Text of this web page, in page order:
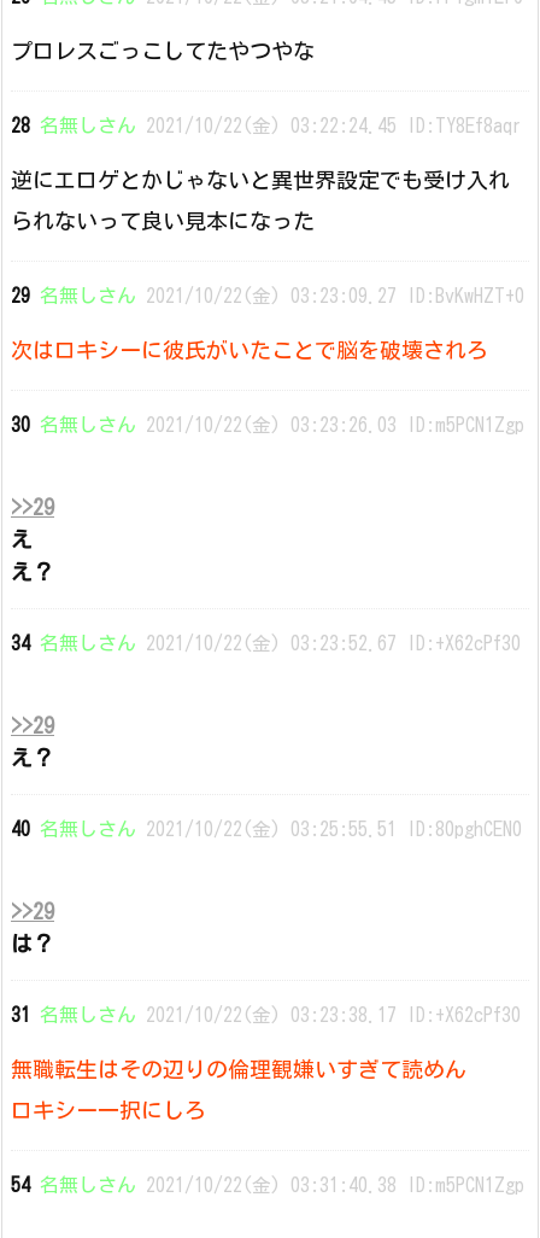
プロレスごっこしてたやつやな
28 名無しさん 2021/10/22(金) 03:22:24.45 ID:TY8Ef8aqr
逆にエロゲとかじゃないと異世界設定でも受け入れ
られないって良い見本になった
29 名無しさん 2021/10/22(金) 03:23:09.27 ID:BvKwHZT+0
次はロキシーに彼氏がいたことで脳を破壊されろ
30 名無しさん 2021/10/22(金) 03:23:26.03 ID:m5PCN1Zgp
>>29
え
え？
34 名無しさん 2021/10/22(金) 03:23:52.67 ID:+X62cPf30
>>29
え？
40 名無しさん 2021/10/22(金) 03:25:55.51 ID:80pghCEN0
>>29
は？
31 名無しさん 2021/10/22(金) 03:23:38.17 ID:+X62cPf30
無職転生はその辺りの倫理観嫌いすぎて読めん
ロキシー一択にしろ
54 名無しさん 2021/10/22(金) 03:31:40.38 ID:m5PCN1Zgp